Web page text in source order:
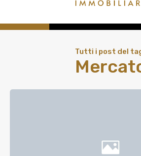
Tutti i post del